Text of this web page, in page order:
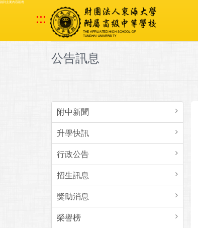
跳到主要內容區塊
:::
公告訊息
附中新聞
升學快訊
行政公告
招生訊息
獎助消息
榮譽榜